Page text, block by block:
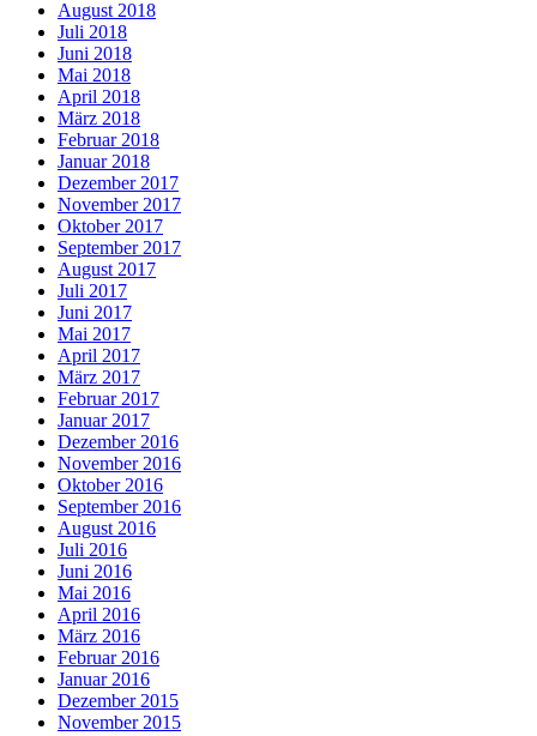
August 2018
Juli 2018
Juni 2018
Mai 2018
April 2018
März 2018
Februar 2018
Januar 2018
Dezember 2017
November 2017
Oktober 2017
September 2017
August 2017
Juli 2017
Juni 2017
Mai 2017
April 2017
März 2017
Februar 2017
Januar 2017
Dezember 2016
November 2016
Oktober 2016
September 2016
August 2016
Juli 2016
Juni 2016
Mai 2016
April 2016
März 2016
Februar 2016
Januar 2016
Dezember 2015
November 2015